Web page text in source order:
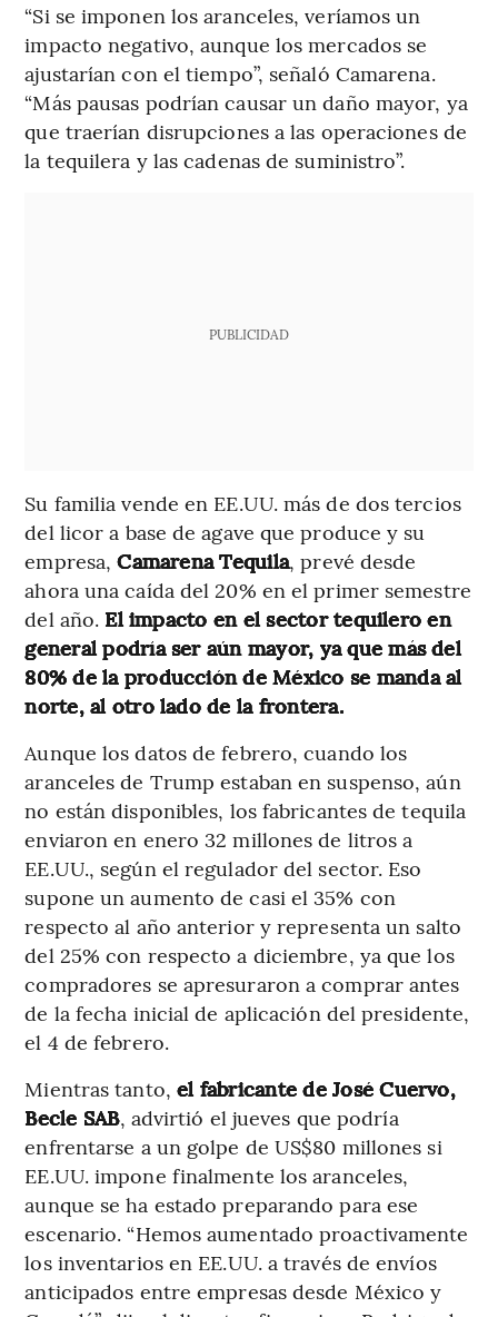
“Si se imponen los aranceles, veríamos un
impacto negativo, aunque los mercados se
ajustarían con el tiempo”, señaló Camarena.
“Más pausas podrían causar un daño mayor, ya
que traerían disrupciones a las operaciones de
la tequilera y las cadenas de suministro”.
PUBLICIDAD
Su familia vende en EE.UU. más de dos tercios
del licor a base de agave que produce y su
empresa,Camarena Tequila, prevé desde
ahora una caída del 20% en el primer semestre
del año. El impacto en el sector tequilero en
general podría ser aún mayor, ya que más del
80% de la producción de México se manda al
norte, al otro lado de la frontera.
Aunque los datos de febrero, cuando los
aranceles de Trump estaban en suspenso, aún
no están disponibles, los fabricantes de tequila
enviaron en enero 32 millones de litros a
EE.UU., según el regulador del sector. Eso
supone un aumento de casi el 35% con
respecto al año anterior y representa un salto
del 25% con respecto a diciembre, ya que los
compradores se apresuraron a comprar antes
de la fecha inicial de aplicación del presidente,
el 4 de febrero.
Mientras tanto, el fabricante de José Cuervo,
Becle SAB, advirtió el jueves que podría
enfrentarse a un golpe de US$80 millones si
EE.UU. impone finalmente los aranceles,
aunque se ha estado preparando para ese
escenario. “Hemos aumentado proactivamente
los inventarios en EE.UU. a través de envíos
anticipados entre empresas desde México y